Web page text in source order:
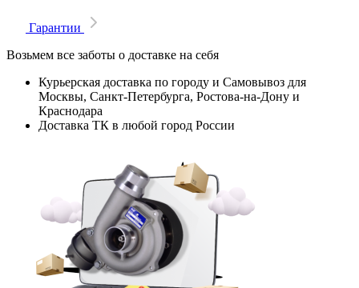
Гарантии
Возьмем все заботы о доставке на себя
Курьерская доставка по городу и Самовывоз для
Москвы, Санкт-Петербурга, Ростова-на-Дону и
Краснодара
Доставка ТК в любой город России